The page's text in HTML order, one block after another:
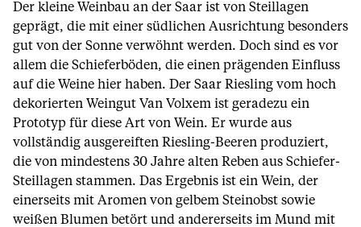
Der kleine Weinbau an der Saar ist von Steillagen
geprägt, die mit einer südlichen Ausrichtung besonders
gut von der Sonne verwöhnt werden. Doch sind es vor
allem die Schieferböden, die einen prägenden Einfluss
auf die Weine hier haben. Der Saar Riesling vom hoch
dekorierten Weingut Van Volxem ist geradezu ein
Prototyp für diese Art von Wein. Er wurde aus
vollständig ausgereiften Riesling-Beeren produziert,
die von mindestens 30 Jahre alten Reben aus Schiefer-
Steillagen stammen. Das Ergebnis ist ein Wein, der
einerseits mit Aromen von gelbem Steinobst sowie
weißen Blumen betört und andererseits im Mund mit